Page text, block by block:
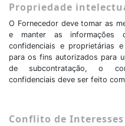
Propriedade
O Fornecedor deve tomar as
e manter as informações
confidenciais e proprietárias
para os fins autorizados para
de subcontratação, o
confidenciais deve ser feito
Conflito de Interesses